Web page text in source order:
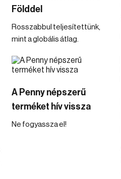
Földdel
Rosszabbul teljesítettünk,
mint a globális átlag.
A Penny népszerű
terméket hív vissza
Ne fogyassza el!